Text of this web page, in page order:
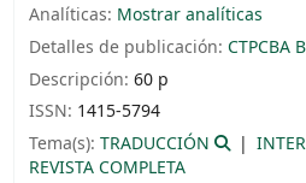
Analíticas: Mostrar analíticas
Detalles de publicación:CTPCBA
Descripción:60 p
ISSN: 1415-5794
Tema(s):TRADUCCIÓN
REVISTA COMPLETA